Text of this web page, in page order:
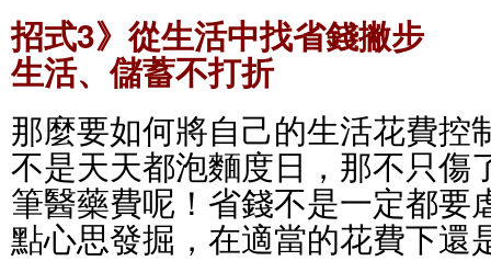
招式3》從生活中找省錢撇步
生活、儲蓄不打折
那麼要如何將自己的生活花費控
不是天天都泡麵度日，那不只傷
筆醫藥費呢！省錢不是一定都要
點心思發掘，在適當的花費下還